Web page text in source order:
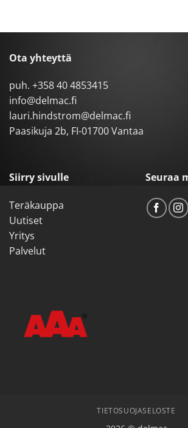
Ota yhteyttä
puh. +358 40 4853415
info@delmac.fi
lauri.hindstrom@delmac.fi
Paasikuja 2b, FI-01700 Vantaa
Siirry sivulle
Teräkauppa
Uutiset
Yritys
Palvelut
Seuraa
TIETOSUOJASELOSTE